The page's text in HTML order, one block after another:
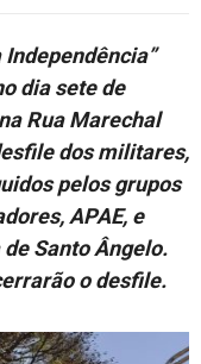
dia sete de
Rua Marechal
dos militares,
pelos grupos
APAE, e
Santo Ângelo.
o desfile.